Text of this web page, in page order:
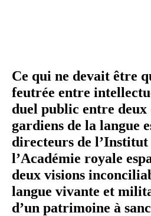
Ce qui ne devait être
feutrée entre
duel public entre deux
gardiens de la langue
direc­teurs de l’Institut
l’Académie royale
deux visions
langue vivante et
d’un patri­moine à